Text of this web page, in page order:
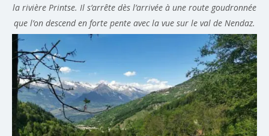
la rivière Printse. Il s’arrête dès l’arrivée à une route goudronnée
que l’on descend en forte pente avec la vue sur le val de Nendaz.